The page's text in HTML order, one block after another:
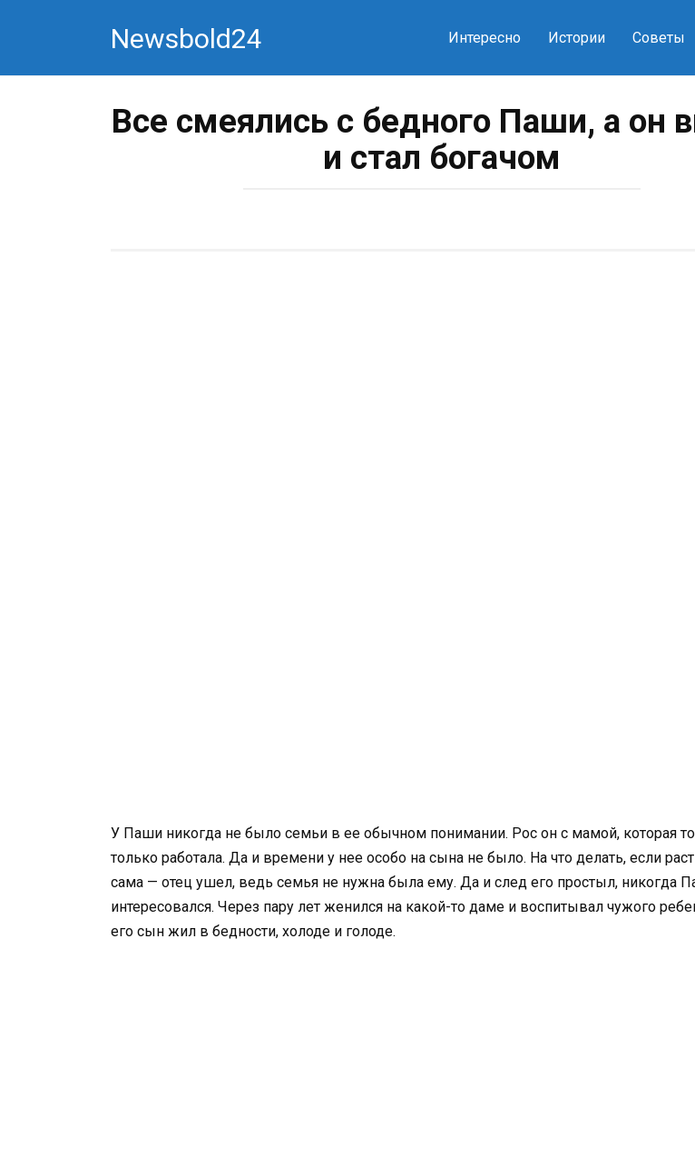
Newsbold24 Интересно Истории Советы
Все смеялись с бедного Паши, а он
и стал богачом
У Паши никогда не было семьи в ее обычном понимании. Рос он с мамой, которая то
только работала. Да и времени у нее особо на сына не было. На что делать, если
сама — отец ушел, ведь семья не нужна была ему. Да и след его простыл, никогда
интересовался. Через пару лет женился на какой-то даме и воспитывал чужого
его сын жил в бедности, холоде и голоде.